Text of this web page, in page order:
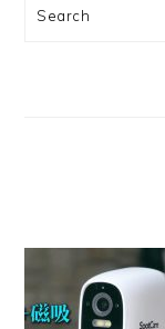
Search